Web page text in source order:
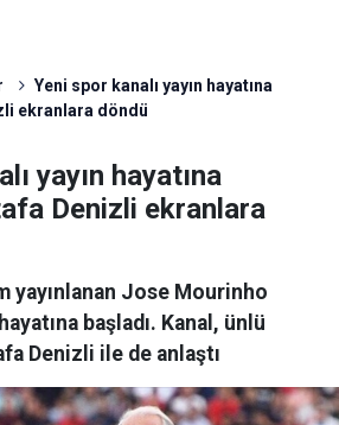
Yeni spor kanalı yayın hayatına
ekranlara döndü
yayın hayatına
Denizli ekranlara
yayınlanan Jose Mourinho
başladı. Kanal, ünlü
Denizli ile de anlaştı